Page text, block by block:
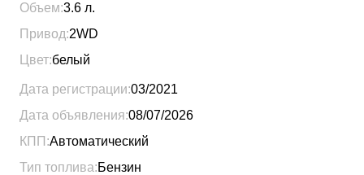
Объем:3.6 л.
Привод:2WD
Цвет:белый
Дата регистрации:03/2021
Дата объявления:08/07/2026
КПП:Автоматический
Тип топлива:Бензин